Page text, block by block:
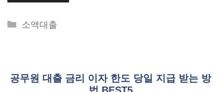
Categories
소액대출
공무원 대출 금리 이자 한도 당일 지급 받는 방